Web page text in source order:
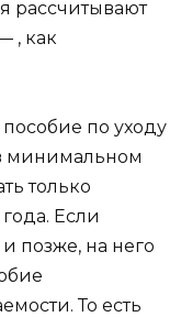
рассчитывают
, как
по уходу
минимальном
только
Если
позже, на него
То есть